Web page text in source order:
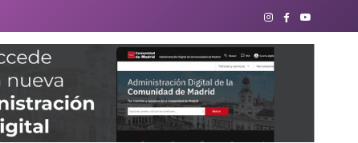
de negocios locales para conectar con tu